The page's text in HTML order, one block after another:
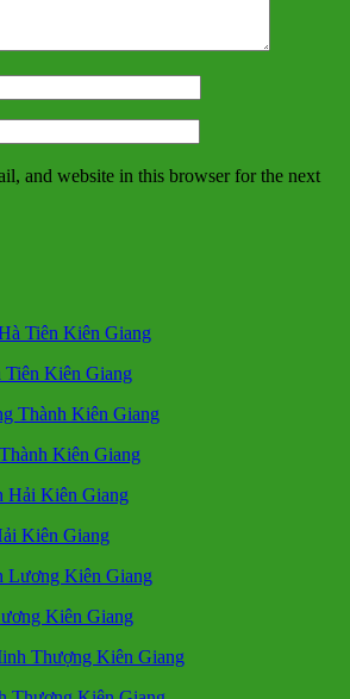
and website in this browser for the next
Tiên Kiên Giang
Kiên Giang
Kiên Giang
Kiên Giang